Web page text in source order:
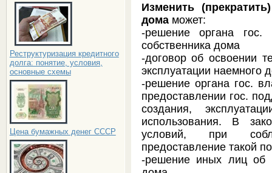
Реструктуризация кредитного
долга: понятие, условия,
основные схемы
Цена бумажных денег СССР
Изменить
домаможет:
-решение органа гос.
собственника дома
-договор об освоении
эксплуатации наемного
-решение органа гос.
предоставлении гос.
создания,
использования. В
условий, при
предоставление такой
-решение иных лиц об